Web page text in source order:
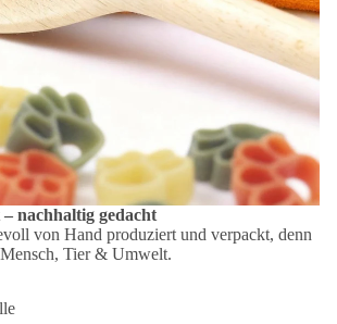
nachhaltig gedacht
von Hand produziert und verpackt, denn
Tier & Umwelt.